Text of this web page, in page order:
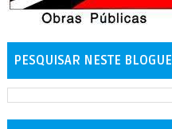
PESQUISAR NESTE BLOGUE